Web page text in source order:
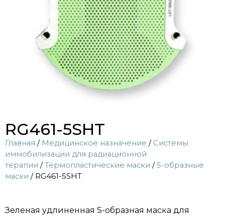
RG461-5SHT
Главная / Медицинское назначение / Системы
иммобилизации для радиационной
терапии /Термопластические маски /S-образные
маски / RG461-5SHT
Зеленая удлиненная S-образная маска для